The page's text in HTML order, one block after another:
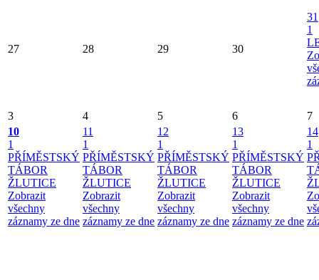
27 28 29 30
31
1
3 4 5 6
7
10
1
PŘÍMĚSTSKÝ
TÁBOR
ŽLUTICE
Zobrazit
všechny
záznamy ze dne
11
1
PŘÍMĚSTSKÝ
TÁBOR
ŽLUTICE
Zobrazit
všechny
záznamy ze dne
12
1
PŘÍMĚSTSKÝ
TÁBOR
ŽLUTICE
Zobrazit
všechny
záznamy ze dne
13
1
PŘÍMĚSTSKÝ
TÁBOR
ŽLUTICE
Zobrazit
všechny
záznamy ze dne
14
1